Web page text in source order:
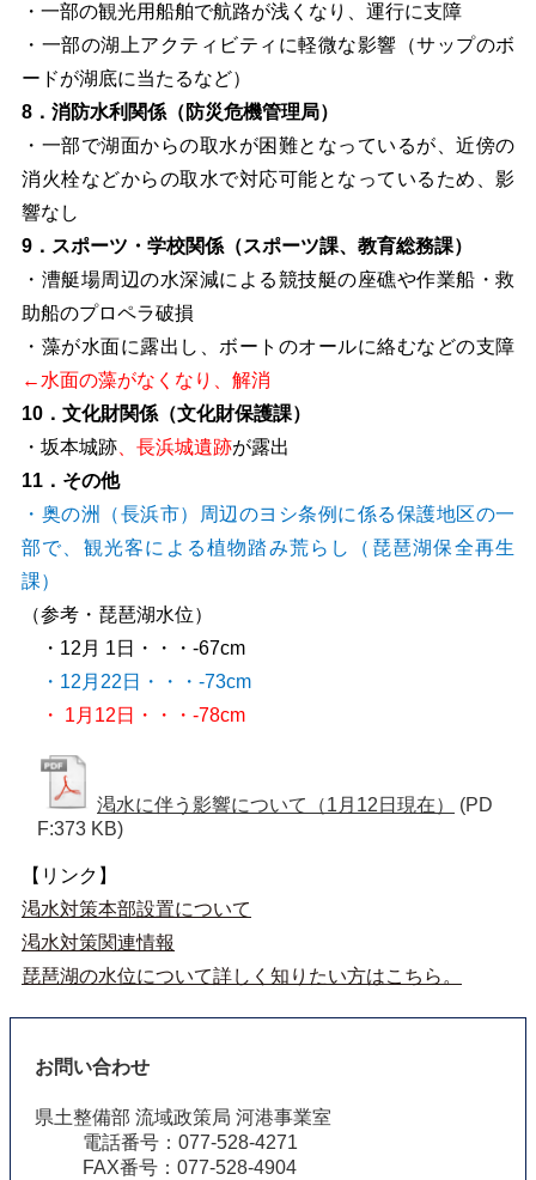
・一部の観光用船舶で航路が浅くなり、運行に支障
・一部の湖上アクティビティに軽微な影響（サップのボ
ードが湖底に当たるなど）
8．消防水利関係（防災危機管理局）
・一部で湖面からの取水が困難となっているが、近傍の
消火栓などからの取水で対応可能となっているため、影
響なし
9．スポーツ・ 学校関係（スポーツ課、教育総務課）
・漕艇場周辺の水深減による競技艇の座礁や作業船・救
助船のプロペラ破損
・藻が水面に露出し、ボートのオールに絡むなどの支障
← 水面の藻がなくなり、解消
10．文化財関係（文化財保護課）
・坂本城跡 、長浜城遺跡が露出
11．その他
・奥の洲（長浜市）周辺のヨシ条例に係る保護地区の一
部で、観光客による植物踏み荒らし（琵琶湖保全再生
課）
（参考・琵琶湖水位）
・12月 1日・・・-67cm
・12月22日・・・-73cm
・ 1月12日・・・-78cm
渇水に伴う影響について（1月12日現在）
(PD
F:373 KB)
【リンク】
渇水対策本部設置について
渇水対策関連情報
琵琶湖の水位について詳しく知りたい方はこちら。
お問い合わせ
県土整備部 流域政策局 河港事業室
電話番号：077-528-4271
FAX番号：077-528-4904